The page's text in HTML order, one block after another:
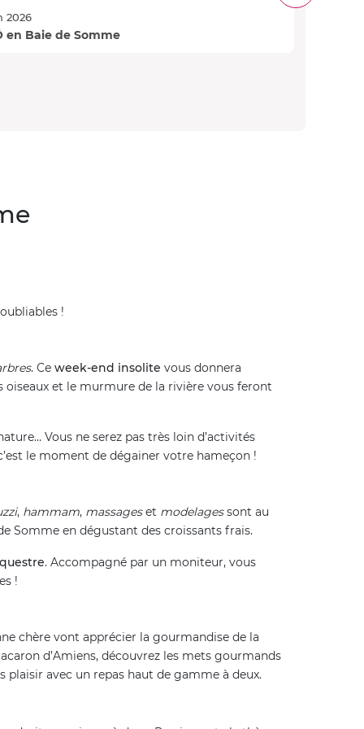
2026
en Baie de Somme
!
. Ce week-end insolite vous donnera
oiseaux et le murmure de la rivière vous feront
Vous ne serez pas très loin d’activités
le moment de dégainer votre hameçon !
, hammam, massageset modelagessont au
Somme en dégustant des croissants frais.
. Accompagné par un moniteur, vous
!
chère vont apprécier la gourmandise de la
d’Amiens, découvrez les mets gourmands
avec un repas haut de gamme à deux.